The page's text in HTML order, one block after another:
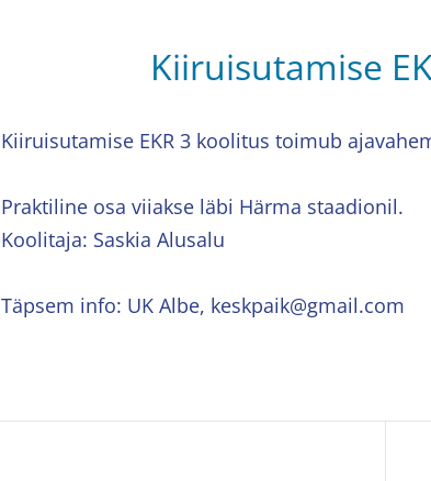
Kiiruisutamise
Kiiruisutamise EKR 3 koolitus toimub
Praktiline osa viiakse läbi Härma staadionil.
Koolitaja: Saskia Alusalu
Täpsem info: UK Albe, keskpaik@gmail.com